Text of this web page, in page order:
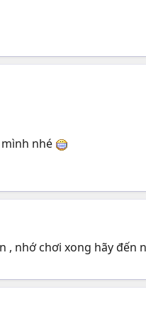
nhé
nhớ chơi xong hãy đến